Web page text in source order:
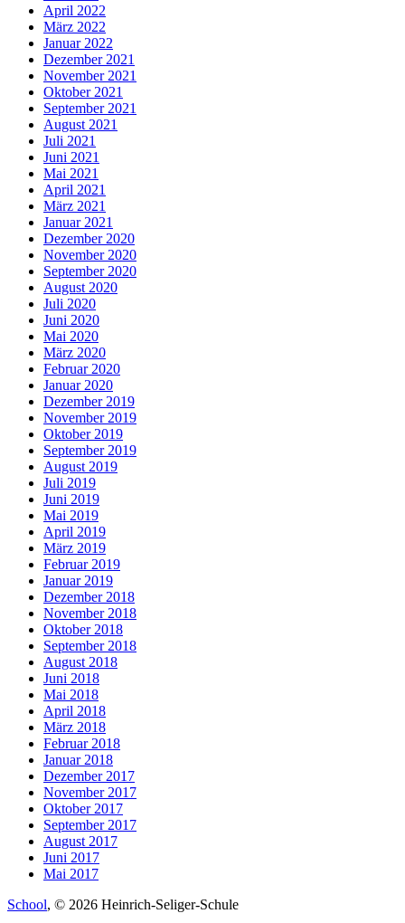
April 2022
März 2022
Januar 2022
Dezember 2021
November 2021
Oktober 2021
September 2021
August 2021
Juli 2021
Juni 2021
Mai 2021
April 2021
März 2021
Januar 2021
Dezember 2020
November 2020
September 2020
August 2020
Juli 2020
Juni 2020
Mai 2020
März 2020
Februar 2020
Januar 2020
Dezember 2019
November 2019
Oktober 2019
September 2019
August 2019
Juli 2019
Juni 2019
Mai 2019
April 2019
März 2019
Februar 2019
Januar 2019
Dezember 2018
November 2018
Oktober 2018
September 2018
August 2018
Juni 2018
Mai 2018
April 2018
März 2018
Februar 2018
Januar 2018
Dezember 2017
November 2017
Oktober 2017
September 2017
August 2017
Juni 2017
Mai 2017
School, © 2026 Heinrich-Seliger-Schule